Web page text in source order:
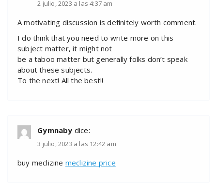
2 julio, 2023 a las 4:37 am
A motivating discussion is definitely worth comment.
I do think that you need to write more on this
subject matter, it might not
be a taboo matter but generally folks don’t speak
about these subjects.
To the next! All the best!!
Gymnaby dice:
3 julio, 2023 a las 12:42 am
buy meclizine meclizine price